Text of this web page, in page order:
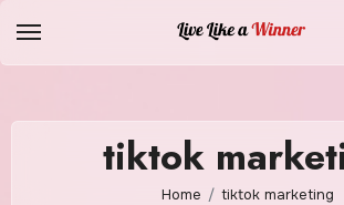
tiktok
Home tiktok marketing